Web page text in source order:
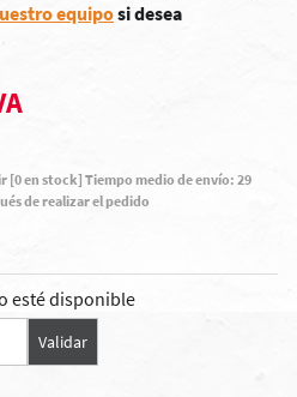
equiposi desea
[0 en stock] Tiempo medio de envío: 29
de realizar el pedido
esté disponible
Validar